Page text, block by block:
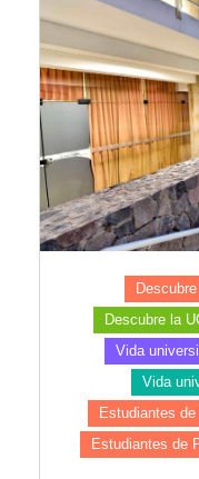
Descubre la
Vida
Vida
Estudiantes de
Estudiantes de